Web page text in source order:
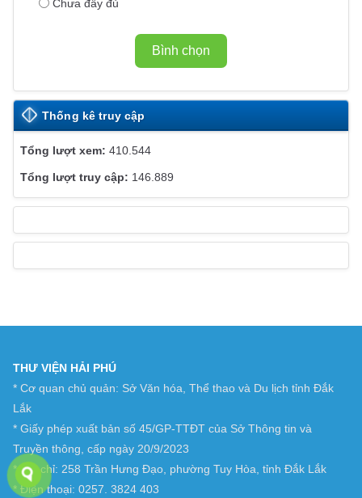
B
Chưa đầy đủ
Bình chọn
Thống kê truy cập
410.544
146.889
THƯ VIỆN HẢI PHÚ
* Cơ quan chủ quản: Sở Văn hóa, Thể thao và Du lịch tỉnh Đắk
Lắk
* Giấy phép xuất bản số 45/GP-TTĐT của Sở Thông tin và
Truyền thông, cấp ngày 20/9/2023
* Địa chỉ: 258 Trần Hưng Đạo, phường Tuy Hòa, tỉnh Đắk Lắk
* Điện thoại: 0257. 3824 403